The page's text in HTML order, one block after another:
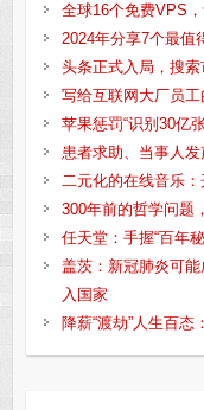
全球16个免费VPS
2024年分享7个最值
头条正式入局，搜
写给互联网大厂员工
苹果惩罚“识别30亿
患者求助、当事人
二元化的在线音乐
300年前的哲学问题
任天堂：手握“百年
盖茨：新冠肺炎可
入国家
降薪“渡劫”人生百